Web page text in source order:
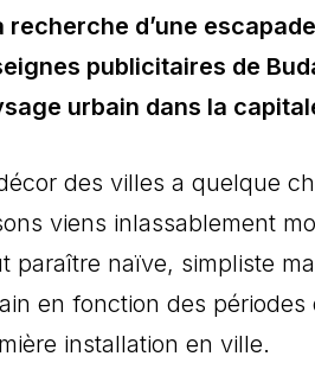
recherche d’une
publicitaires de
urbain dans la
des villes a quelque
viens inlassablement
paraître naïve, simpliste
en fonction des
installation en ville.